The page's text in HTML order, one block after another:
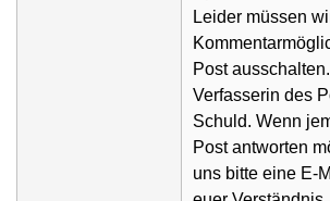
Leider müssen
Post
Verfasserin des
Schuld. Wenn
Post antworten
uns bitte eine E-